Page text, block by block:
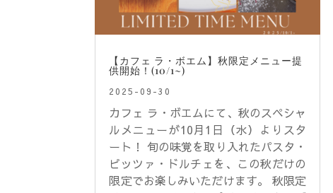
【カフェ ラ・ボエム】秋限定メニュー提
供開始！(10/1~)
2025-09-30
カフェ ラ・ボエムにて、秋のスペシャ
ルメニューが10月1日（水）よりスタ
ート！⁠ 旬の味覚を取り入れたパスタ・
ピッツァ・ドルチェを、この秋だけの
限定でお楽しみいただけます。 秋限定